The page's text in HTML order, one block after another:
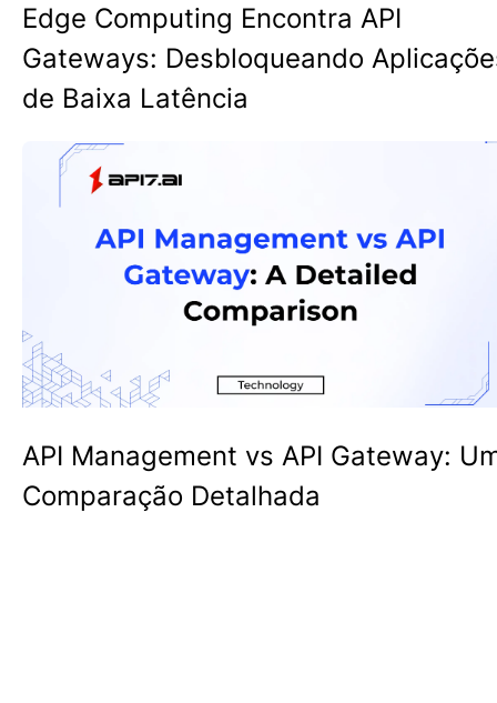
Edge Computing Encontra API
Gateways: Desbloqueando
de Baixa Latência
API Management vs API Gateway:
Comparação Detalhada